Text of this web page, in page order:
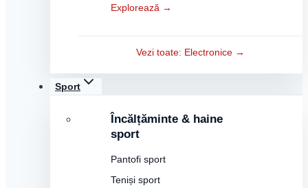
Explorează →
Vezi toate: Electronice →
Sport
Încălțăminte & haine
sport
Pantofi sport
Teniși sport